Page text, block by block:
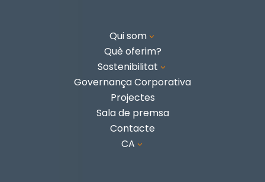
Qui som3
Què oferim?
Sostenibilitat 3
Governança Corporativa
Projectes
Sala de premsa
Contacte
CA 3